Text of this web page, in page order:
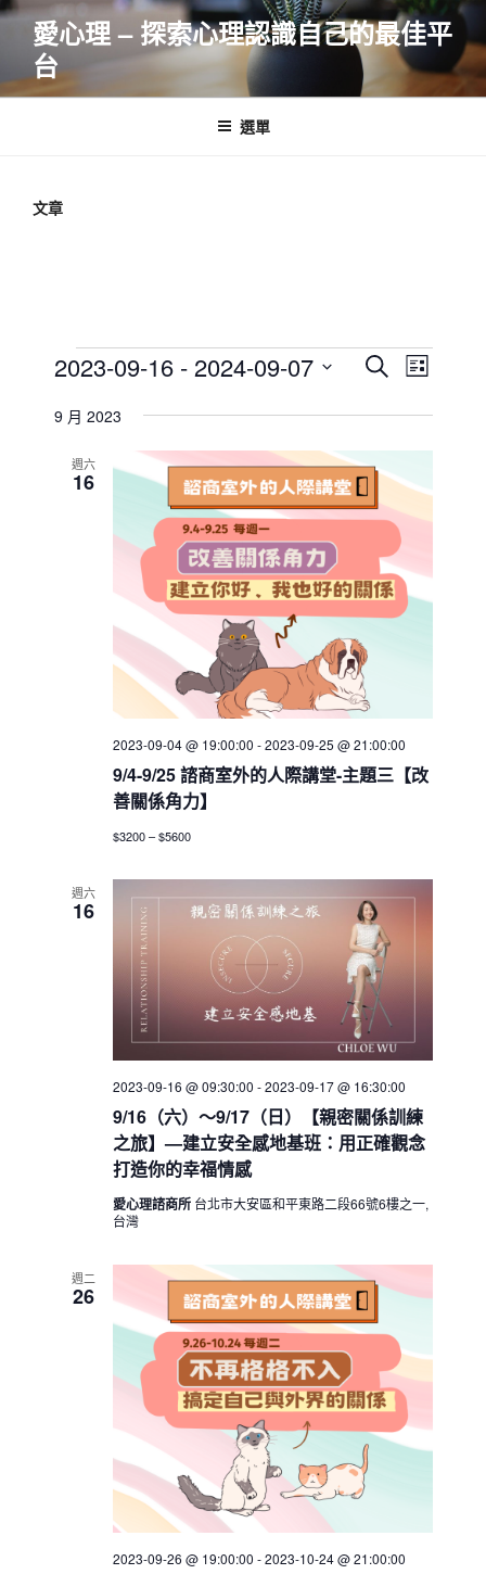
跳
要
愛心理 – 探索心理認識自己的最佳平
台
選單
文章
Events
E
e
t
s
e
a
r
c
h
a
n
d
e
w
s
N
a
v
i
g
a
t
o
S
a
c
h
E
e
n
V
i
w
s
i
a
n
L
t
2023-09-16 - 2024-09-07
e
9 月 2023
週六
16
9/4-9/25 諮商室外的人際講堂-主題三【改
善關係角力】
2023-09-04 @ 19:00:00 -2023-09-25 @ 21:00:00
$3200 – $5600
週六
16
9/16（六）～9/17（日）【親密關係訓練
之旅】—建立安全感地基班：用正確觀念
打造你的幸福情感
2023-09-16 @ 09:30:00 -2023-09-17 @ 16:30:00
愛心理諮商所 台北市大安區和平東路二段66號6樓之一,
台灣
週二
26
2023-09-26 @ 19:00:00 -2023-10-24 @ 21:00:00